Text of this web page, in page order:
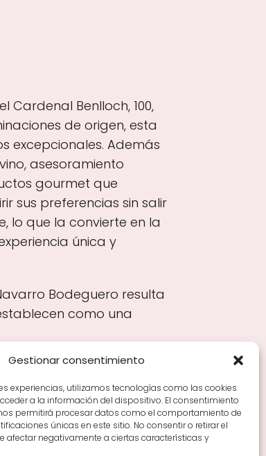
Gestionar consentimiento
experiencias, utilizamos tecnologías como las cookies
a la información del dispositivo. El consentimiento
permitirá procesar datos como el comportamiento de
únicas en este sitio. No consentir o retirar el
afectar negativamente a ciertas características y
Benlloch, 100,
de origen, esta
excepcionales. Además
asesoramiento
gourmet que
sus preferencias sin salir
lo que la convierte en la
única y
Bodeguero resulta
como una
de vino por ciudades
Tipos de Rioja y
Vino Rioja para empezar
Zonas de Rioja y